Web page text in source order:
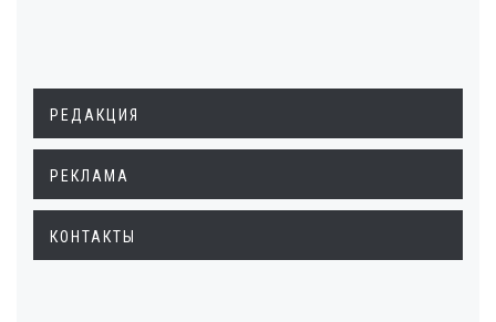
РЕДАКЦИЯ
РЕКЛАМА
КОНТАКТЫ